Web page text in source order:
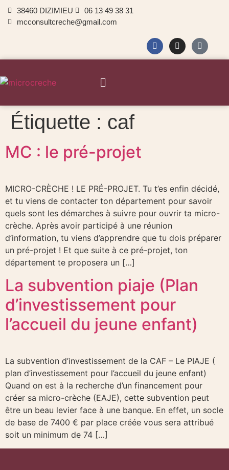
38460 DIZIMIEU
06 13 49 38 31
mcconsultcreche@gmail.com
Étiquette : caf
MC : le pré-projet
MICRO-CRÈCHE ! LE PRÉ-PROJET. Tu t’es enfin décidé,
et tu viens de contacter ton département pour savoir
quels sont les démarches à suivre pour ouvrir ta micro-
crèche. Après avoir participé à une réunion
d’information, tu viens d’apprendre que tu dois préparer
un pré-projet ! Et que suite à ce pré-projet, ton
département te proposera un […]
La subvention piaje (Plan
d’investissement pour
l’accueil du jeune enfant)
La subvention d’investissement de la CAF – Le PIAJE (
plan d’investissement pour l’accueil du jeune enfant)
Quand on est à la recherche d’un financement pour
créer sa micro-crèche (EAJE), cette subvention peut
être un beau levier face à une banque. En effet, un socle
de base de 7400 € par place créée vous sera attribué
soit un minimum de 74 […]